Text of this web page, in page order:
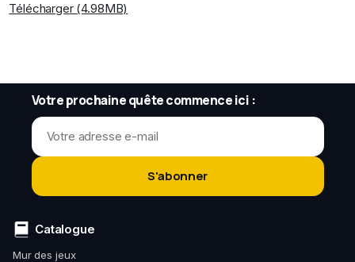
Télécharger (4.98MB)
Votre prochaine quête commence ici :
S'abonner
Catalogue
Mur des jeux